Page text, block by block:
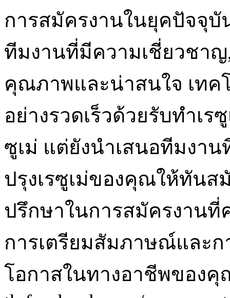
การสมัครงานในยุคปัจจุ
ทีมงานที่มีความเชี่ยวชาญ
คุณภาพและน่าสนใจ เทค
อย่างรวดเร็วด้วยรับทำเร
ซูเม่ แต่ยังนำเสนอทีมงา
ปรุงเรซูเม่ของคุณให้ทันส
ปรึกษาในการสมัครงานที่
การเตรียมสัมภาษณ์และก
โอกาสในทางอาชีพของคุ